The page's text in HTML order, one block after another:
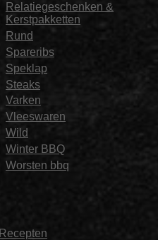
Relatiegeschenken &
Kerstpakketten
Rund
Spareribs
Speklap
Steaks
Varken
Vleeswaren
Wild
Winter BBQ
Worsten bbq
Recepten